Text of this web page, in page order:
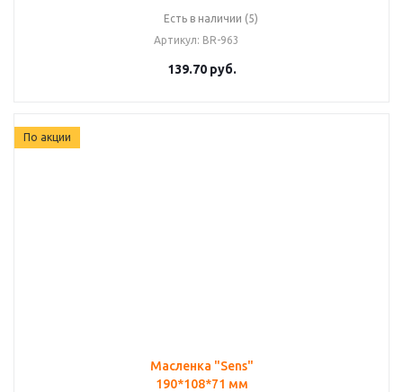
Есть в наличии (5)
Артикул: BR-963
139.70 руб.
По акции
Масленка "Sens"
190*108*71 мм